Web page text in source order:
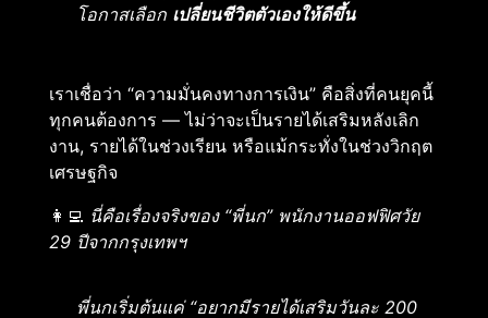
โอกาสเลือก เปลี่ยนชีวิตตัวเองให้ดีขึ้น
เราเชื่อว่า “ความมั่นคงทางการเงิน” คือสิ่งที่คนยุคนี้
ทุกคนต้องการ — ไม่ว่าจะเป็นรายได้เสริมหลังเลิก
งาน, รายได้ในช่วงเรียน หรือแม้กระทั่งในช่วงวิกฤต
เศรษฐกิจ
👩‍💻 นี่คือเรื่องจริงของ “พี่นก” พนักงานออฟฟิศวัย
29 ปีจากกรุงเทพฯ
พี่นกเริ่มต้นแค่ “อยากมีรายได้เสริมวันละ 200